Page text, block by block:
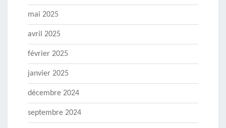
mai 2025
avril 2025
février 2025
janvier 2025
décembre 2024
septembre 2024